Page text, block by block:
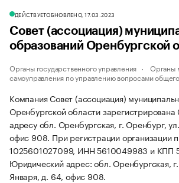
ДЕЙСТВУЕТОБНОВЛЕНО, 17.03.2023
Совет (ассоциация)
образований Оренбургской
Органы государственного управления
Органы
самоуправления по управлению вопросами
Компания Совет (ассоциация)
Оренбургской области зарегистрирована
адресу обл. Оренбургская, г. Оренбург,
офис 908. При регистрации организации
1025601027099, ИНН 5610049983 и КПП
Юридический адрес: обл. Оренбургская,
Января, д. 64, офис 908.